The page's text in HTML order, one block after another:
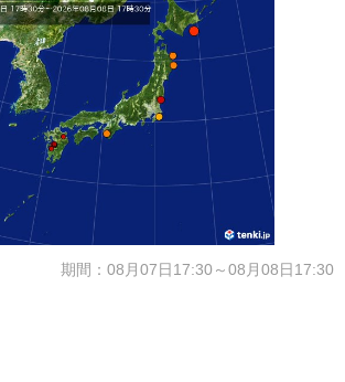
期間：08月07日17:30～08月08日17:30